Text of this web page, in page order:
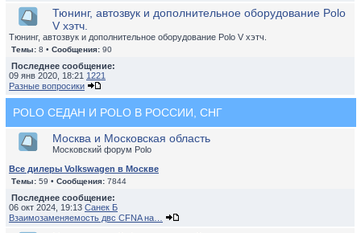
Тюнинг, автозвук и дополнительное оборудование Polo
V хэтч.
Тюнинг, автозвук и дополнительное оборудование Polo V хэтч.
Темы: 8 • Сообщения: 90
Последнее сообщение:
09 янв 2020, 18:21 1221
Разные вопросики
POLO СЕДАН И POLO В РОССИИ, СНГ
Москва и Московская область
Московский форум Polo
Все дилеры Volkswagen в Москве
Темы: 59 • Сообщения: 7844
Последнее сообщение:
06 окт 2024, 19:13 Санек Б
Взаимозаменяемость двс CFNA на…